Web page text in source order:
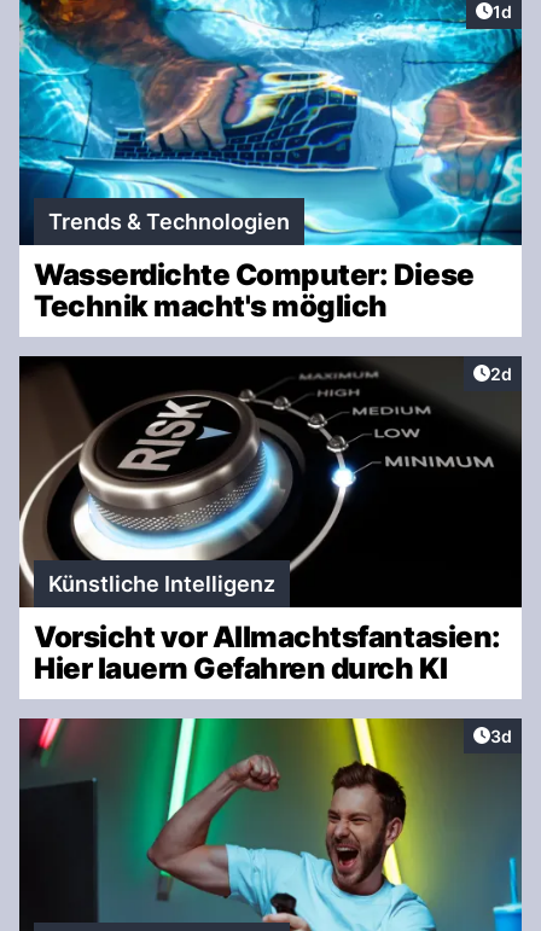
1d
Trends & Technologien
Wasserdichte Computer: Diese
Technik macht's möglich
2d
Künstliche Intelligenz
Vorsicht vor Allmachtsfantasien:
Hier lauern Gefahren durch KI
3d